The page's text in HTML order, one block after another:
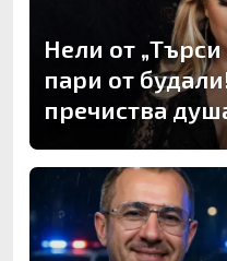
Нели от
пари от
пречиства